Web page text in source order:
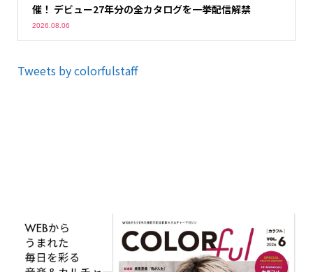
催！ デビュー27年分の全カタログを一挙配信解禁
2026.08.06
Tweets by colorfulstaff